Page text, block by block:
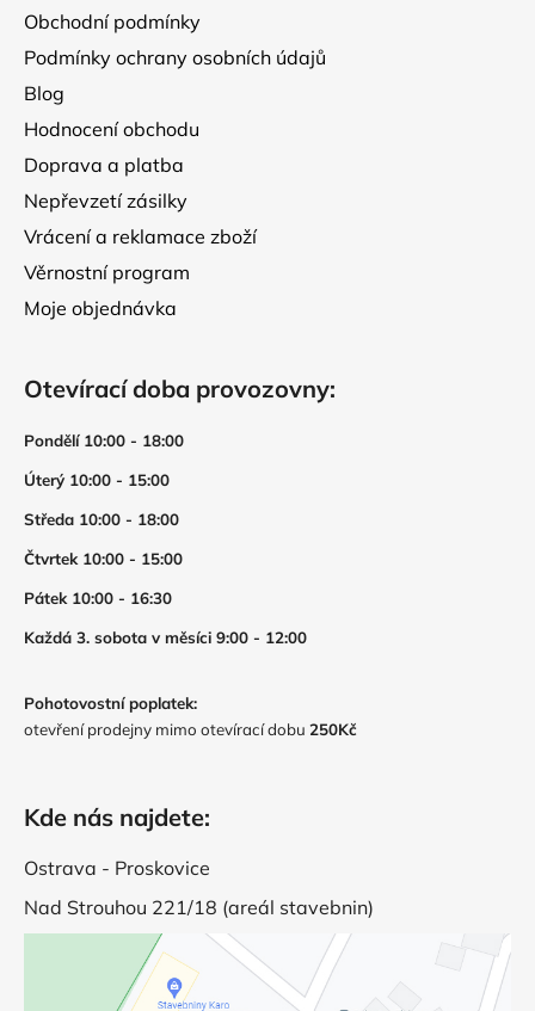
Obchodní podmínky
Podmínky ochrany osobních údajů
Blog
Hodnocení obchodu
Doprava a platba
Nepřevzetí zásilky
Vrácení a reklamace zboží
Věrnostní program
Moje objednávka
Otevírací doba provozovny:
Pondělí 10:00 - 18:00
Úterý 10:00 - 15:00
Středa 10:00 - 18:00
Čtvrtek 10:00 - 15:00
Pátek 10:00 - 16:30
Každá 3. sobota v měsíci 9:00 - 12:00
Pohotovostní poplatek:
otevření prodejny mimo otevírací dobu 250Kč
Kde nás najdete:
Ostrava - Proskovice
Nad Strouhou 221/18 (areál stavebnin)